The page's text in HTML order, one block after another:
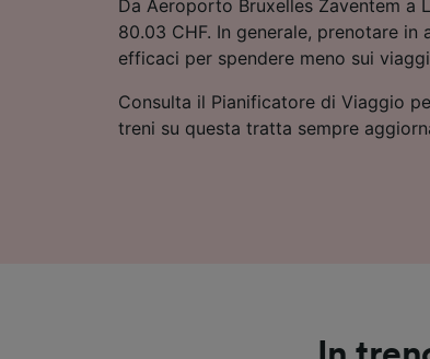
Da Aeroporto Bruxelles Zaventem a
80.03 CHF. In generale, prenotare
efficaci per spendere meno sui
Consulta il Pianificatore di Viaggio
treni su questa tratta sempre